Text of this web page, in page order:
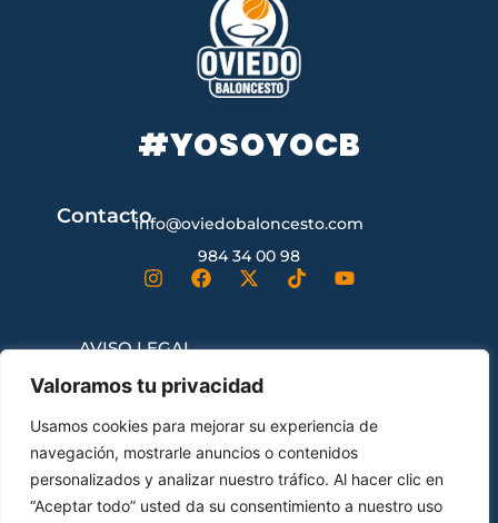
Valoramos tu privacidad
Usamos cookies para mejorar su experiencia de
navegación, mostrarle anuncios o contenidos
personalizados y analizar nuestro tráfico. Al hacer clic en
“Aceptar todo” usted da su consentimiento a nuestro uso
#YOSOYOCB
Contactoinfo@oviedobaloncesto.com
984 34 00 98
AVISO LEGAL
CONTRATACIÓN
ENVÍOS Y DEVOLUCIONES